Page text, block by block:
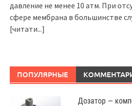
давление не менее 10 атм. При
сфере мембрана в большинстве
[читати...]
ПОПУЛЯРНЫЕ
Дозатор —